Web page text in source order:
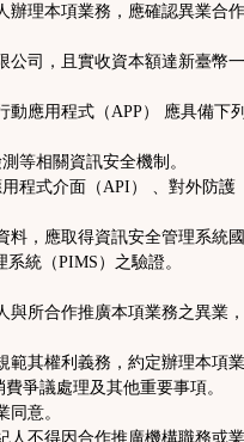
辦理本項業務，應確認異業合
公司，且實收資本額達新臺幣
動應用程式（APP） 應具備下
相關資訊安全機制。
程式介面（API） 、對外防護
料，應取得資訊安全管理系統
統（PIMS）之驗證。
與所合作推廣本項業務之異業
範其權利義務，約定辦理本項
爭議處理及其他重要事項。
同意。
人不得因合作推廣機構職務或